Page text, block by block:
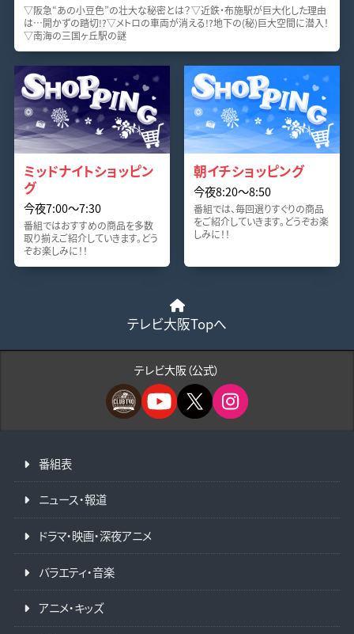
▽阪急“あの小豆色”の壮大な秘密とは？▽近鉄・布施駅が巨大化した理由
は…開かずの踏切!?▽メトロの車両が消える!?地下の(秘)巨大空間に潜入！
▽南海の三国ヶ丘駅の謎
ミッドナイトショッピン
グ
今夜7:00〜7:30
番組ではおすすめの商品を多数
取り揃えご紹介していきます。どう
ぞお楽しみに！！
朝イチショッピング
今夜8:20〜8:50
番組では、毎回選りすぐりの商品
をご紹介していきます。どうぞお楽
しみに！！
テレビ大阪Topへ
テレビ大阪（公式）
番組表
ニュース・報道
ドラマ・映画・深夜アニメ
バラエティ・音楽
アニメ・キッズ